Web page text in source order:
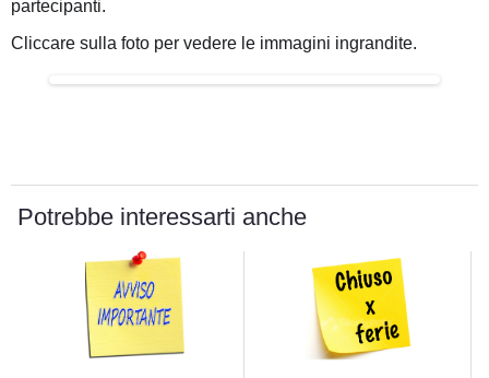
partecipanti.
Cliccare sulla foto per vedere le immagini ingrandite.
Potrebbe interessarti anche